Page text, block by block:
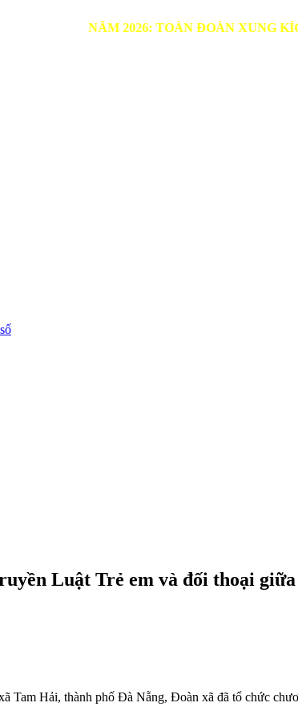
NĂM 2026: TOÀN ĐOÀN XUNG KÍCH ĐỔI
Luật Trẻ em và đối thoại
Tam Hải, thành phố Đà Nẵng, Đoàn xã đã tổ chức